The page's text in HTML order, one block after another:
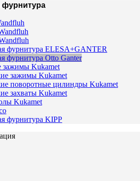
фурнитура ELESA+GANTER
фурнитура Otto Ganter
зажимы Kukamet
зажимы Kukamet
поворотные цилиндры Kukamet
захваты Kukamet
Kukamet
фурнитура KIPP